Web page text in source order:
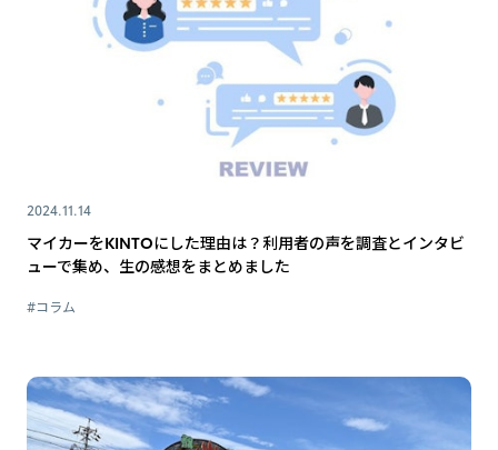
2024.11.14
マイカーをKINTOにした理由は？利用者の声を調査とインタビ
ューで集め、生の感想をまとめました
#コラム